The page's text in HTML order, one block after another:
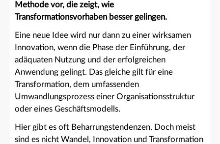
Methode vor, die zeigt, wie
Transformationsvorhaben besser gelingen.
Eine neue Idee wird nur dann zu einer wirksamen
Innovation, wenn die Phase der Einführung, der
adäquaten Nutzung und der erfolgreichen
Anwendung gelingt. Das gleiche gilt für eine
Transformation, dem umfassenden
Umwandlungsprozess einer Organisationsstruktur
oder eines Geschäftsmodells.
Hier gibt es oft Beharrungstendenzen. Doch meist
sind es nicht Wandel, Innovation und Transformation